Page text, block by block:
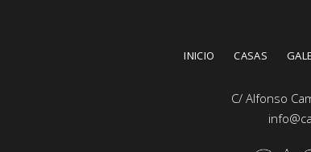
INICIO CASAS
C/ Alfonso